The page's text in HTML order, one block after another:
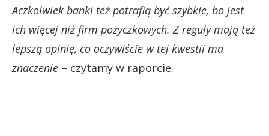
Aczkolwiek banki też potrafią być szybkie, bo jest
ich więcej niż firm pożyczkowych. Z reguły mają też
lepszą opinię, co oczywiście w tej kwestii ma
znaczenie – czytamy w raporcie.